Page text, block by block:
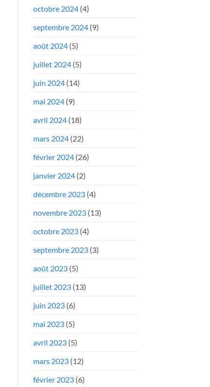
octobre 2024(4)
septembre 2024(9)
août 2024(5)
juillet 2024(5)
juin 2024(14)
mai 2024(9)
avril 2024(18)
mars 2024(22)
février 2024(26)
janvier 2024(2)
décembre 2023(4)
novembre 2023(13)
octobre 2023(4)
septembre 2023(3)
août 2023(5)
juillet 2023(13)
juin 2023(6)
mai 2023(5)
avril 2023(5)
mars 2023(12)
février 2023(6)